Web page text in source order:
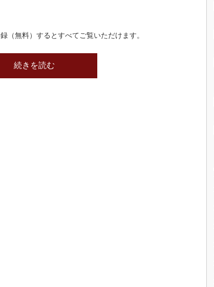
（無料）するとすべてご覧いただけます。
続きを読む